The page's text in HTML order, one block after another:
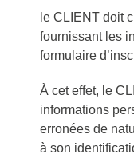
le CLIENT doit
fournissant les
formulaire
À cet effet, le
informations
erronées de
à son